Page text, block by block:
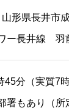
形県長井市
ー長井線
45分（実質7
署もあり（所